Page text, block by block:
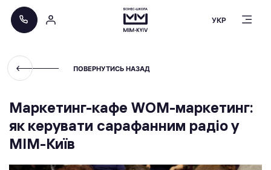
УКР
ПОВЕРНУТИСЬ НАЗАД
Маркетинг-кафе WOM-маркетинг:
як керувати сарафанним радіо у
МІМ-Київ